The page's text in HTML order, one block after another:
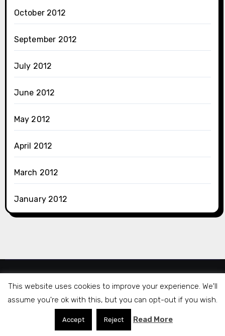
October 2012
September 2012
July 2012
June 2012
May 2012
April 2012
March 2012
January 2012
Dlshad Othman
|Blogarise byThemeansar.
This website uses cookies to improve your experience. We'll
assume you're ok with this, but you can opt-out if you wish.
Accept Reject Read More